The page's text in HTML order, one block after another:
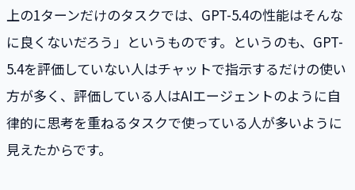
上の1ターンだけのタスクでは、GPT-5.4の性能はそんな
に良くないだろう」というものです。というのも、GPT-
5.4を評価していない人はチャットで指示するだけの使い
方が多く、評価している人はAIエージェントのように自
律的に思考を重ねるタスクで使っている人が多いように
見えたからです。